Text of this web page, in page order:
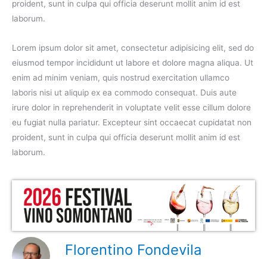
proident, sunt in culpa qui officia deserunt mollit anim id est
laborum.
Lorem ipsum dolor sit amet, consectetur adipisicing elit, sed do
eiusmod tempor incididunt ut labore et dolore magna aliqua. Ut
enim ad minim veniam, quis nostrud exercitation ullamco
laboris nisi ut aliquip ex ea commodo consequat. Duis aute
irure dolor in reprehenderit in voluptate velit esse cillum dolore
eu fugiat nulla pariatur. Excepteur sint occaecat cupidatat non
proident, sunt in culpa qui officia deserunt mollit anim id est
laborum.
Florentino Fondevila